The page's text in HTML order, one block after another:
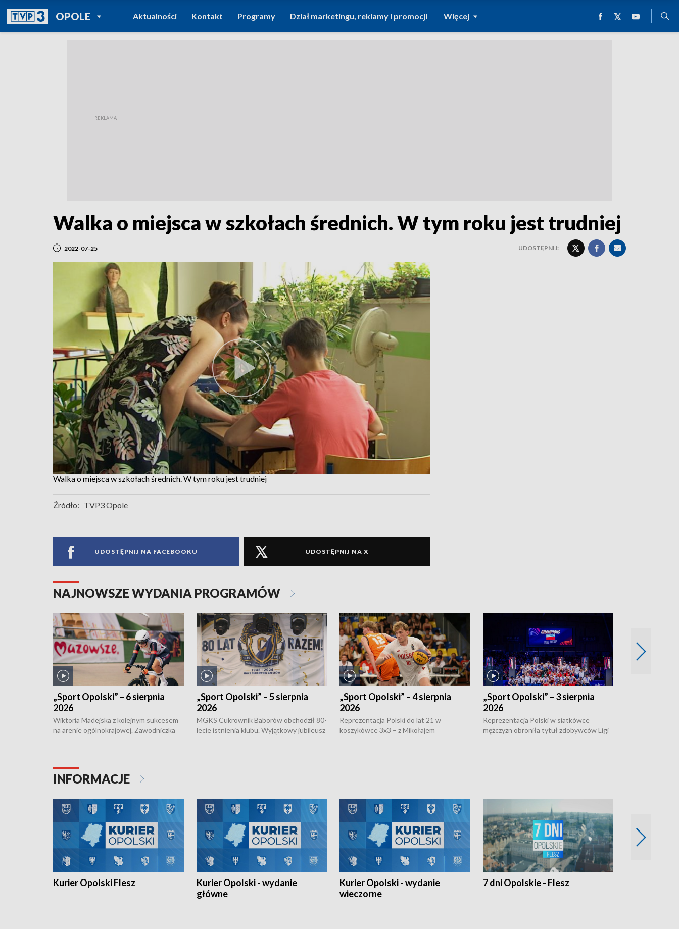
OPOLEPOWRÓT DO
TVP REGIONY
Aktualności Kontakt Programy Dział marketingu, reklamy i promocji Więcej
Walka o miejsca w szkołach średnich. W tym roku jest trudniej
2022-07-25 UDOSTĘPNIJ:
Walka o miejsca w szkołach średnich. W tym roku jest trudniej
Źródło: TVP3 Opole
UDOSTĘPNIJ NA FACEBOOKU UDOSTĘPNIJ NA X
NAJNOWSZE WYDANIA PROGRAMÓW
„Sport Opolski” – 6 sierpnia
2026
Wiktoria Madejska z kolejnym sukcesem
na arenie ogólnokrajowej. Zawodniczka
torowym.
„Sport Opolski” – 5 sierpnia
2026
MGKS Cukrownik Baborów obchodził 80-
lecie istnienia klubu. Wyjątkowy jubileusz
„Sport Opolski” – 4 sierpnia
2026
Reprezentacja Polski do lat 21 w
koszykówce 3x3 – z Mikołajem
„Sport Opolski” – 3 sierpnia
2026
Reprezentacja Polski w siatkówce
mężczyzn obroniła tytuł zdobywców Ligi
INFORMACJE
Kurier Opolski Flesz
Kurier Opolski - wydanie
główne
Kurier Opolski - wydanie
wieczorne
7 dni Opolskie - Flesz